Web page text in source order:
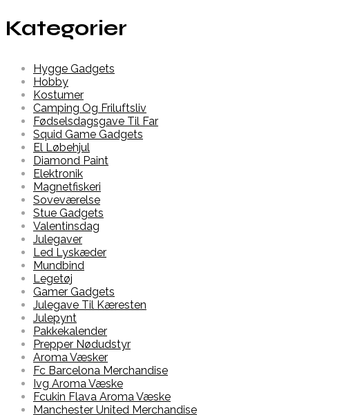
Kategorier
Hygge Gadgets
Hobby
Kostumer
Camping Og Friluftsliv
Fødselsdagsgave Til Far
Squid Game Gadgets
El Løbehjul
Diamond Paint
Elektronik
Magnetfiskeri
Soveværelse
Stue Gadgets
Valentinsdag
Julegaver
Led Lyskæder
Mundbind
Legetøj
Gamer Gadgets
Julegave Til Kæresten
Julepynt
Pakkekalender
Prepper Nødudstyr
Aroma Væsker
Fc Barcelona Merchandise
Ivg Aroma Væske
Fcukin Flava Aroma Væske
Manchester United Merchandise